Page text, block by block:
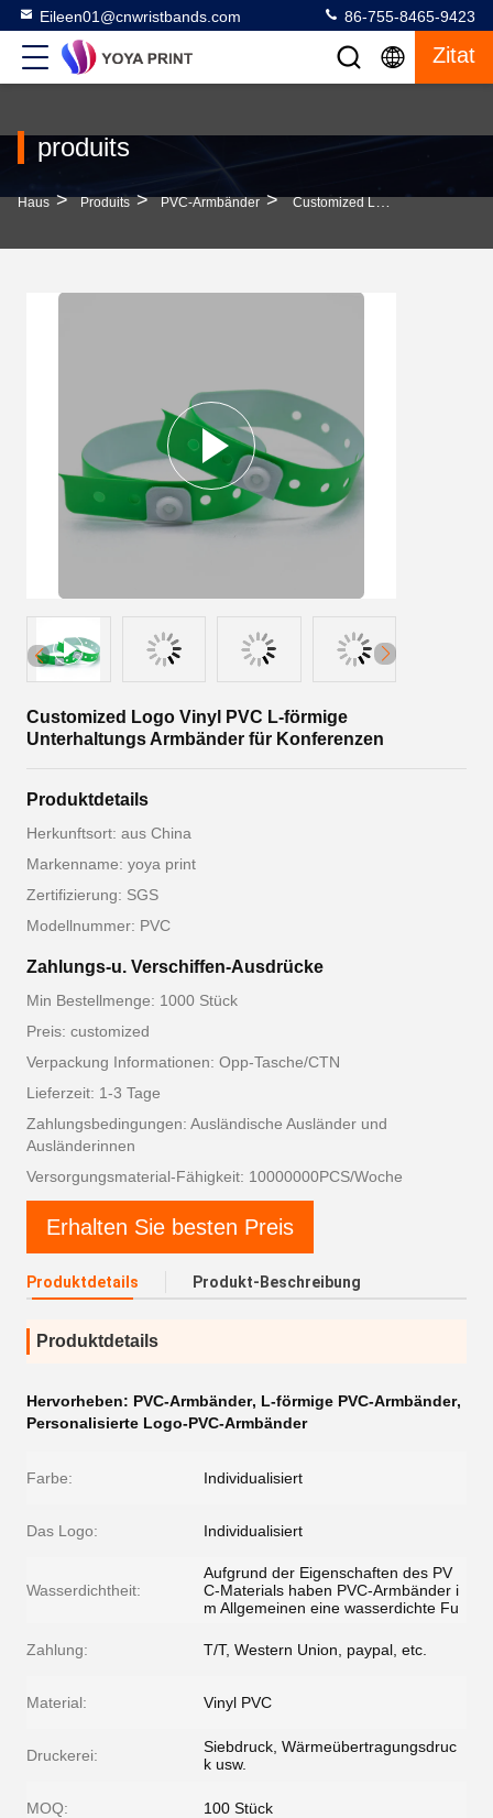
Eileen01@cnwristbands.com 86-755-8465-9423
Zitat
produits
Haus > Produits > PVC-Armbänder > Customized Logo Vinyl PVC L-Förmige Unterhaltungs Armbänder Für Konferenzen
Customized Logo Vinyl PVC L-förmige
Unterhaltungs Armbänder für Konferenzen
Produktdetails
Herkunftsort: aus China
Markenname: yoya print
Zertifizierung: SGS
Modellnummer: PVC
Zahlungs-u. Verschiffen-Ausdrücke
Min Bestellmenge: 1000 Stück
Preis: customized
Verpackung Informationen: Opp-Tasche/CTN
Lieferzeit: 1-3 Tage
Zahlungsbedingungen: Ausländische Ausländer und
Ausländerinnen
Versorgungsmaterial-Fähigkeit: 10000000PCS/Woche
Erhalten Sie besten Preis
Produktdetails Produkt-Beschreibung
Produktdetails
Hervorheben: PVC-Armbänder, L-förmige PVC-Armbänder,
Personalisierte Logo-PVC-Armbänder
Farbe: Individualisiert
Das Logo: Individualisiert
Wasserdichtheit:
Aufgrund der Eigenschaften des PV
C-Materials haben PVC-Armbänder i
m Allgemeinen eine wasserdichte Fu
Zahlung: T/T, Western Union, paypal, etc.
Material: Vinyl PVC
Druckerei:
Siebdruck, Wärmeübertragungsdruc
k usw.
MOQ: 100 Stück